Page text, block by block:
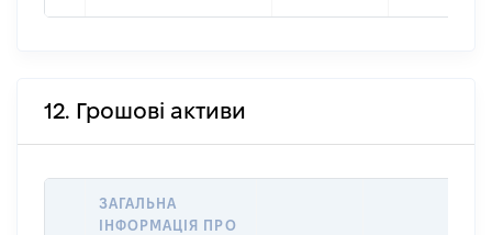
12. Грошові активи
ЗАГАЛЬНА
ІНФОРМАЦІЯ ПРО